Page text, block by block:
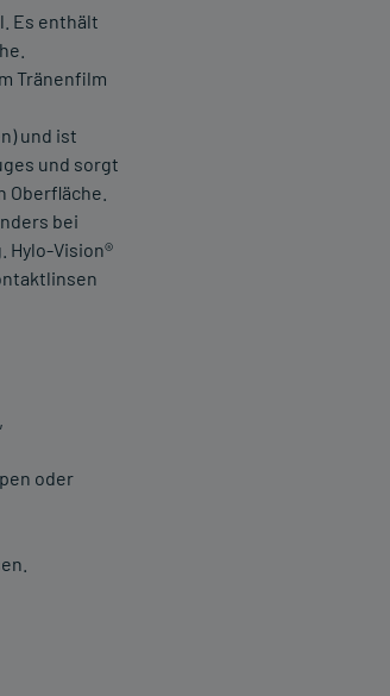
Es enthält
Tränenfilm
und ist
und sorgt
bei
Hylo-Vision®
oder